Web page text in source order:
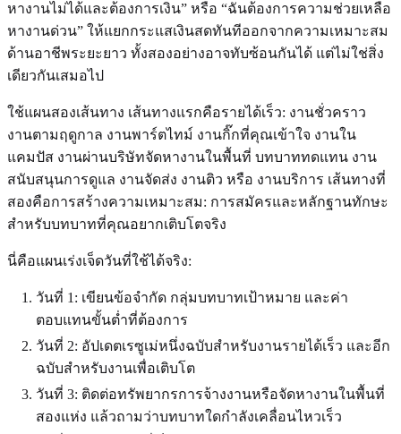
หางานไม่ได้และต้องการเงิน” หรือ “ฉันต้องการความช่วยเหลือ
หางานด่วน” ให้แยกกระแสเงินสดทันทีออกจากความเหมาะสม
ด้านอาชีพระยะยาว ทั้งสองอย่างอาจทับซ้อนกันได้ แต่ไม่ใช่สิ่ง
เดียวกันเสมอไป
ใช้แผนสองเส้นทาง เส้นทางแรกคือรายได้เร็ว: งานชั่วคราว
งานตามฤดูกาล งานพาร์ตไทม์ งานกิ๊กที่คุณเข้าใจ งานใน
แคมปัส งานผ่านบริษัทจัดหางานในพื้นที่ บทบาททดแทน งาน
สนับสนุนการดูแล งานจัดส่ง งานติว หรือ งานบริการ เส้นทางที่
สองคือการสร้างความเหมาะสม: การสมัครและหลักฐานทักษะ
สำหรับบทบาทที่คุณอยากเติบโตจริง
นี่คือแผนเร่งเจ็ดวันที่ใช้ได้จริง:
วันที่ 1: เขียนข้อจำกัด กลุ่มบทบาทเป้าหมาย และค่า
ตอบแทนขั้นต่ำที่ต้องการ
วันที่ 2: อัปเดตเรซูเม่หนึ่งฉบับสำหรับงานรายได้เร็ว และอีก
ฉบับสำหรับงานเพื่อเติบโต
วันที่ 3: ติดต่อทรัพยากรการจ้างงานหรือจัดหางานในพื้นที่
สองแห่ง แล้วถามว่าบทบาทใดกำลังเคลื่อนไหวเร็ว